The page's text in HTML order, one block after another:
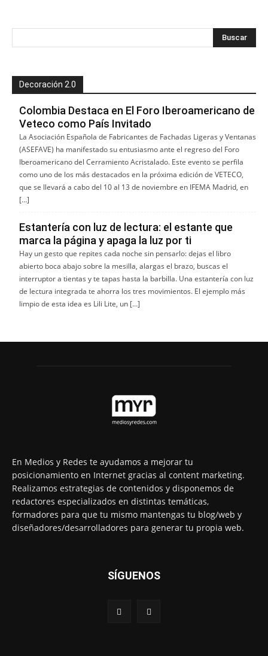
Decoración 2.0
Colombia Destaca en El Foro Iberoamericano de
Veteco como País Invitado
La Asociación Española de Fabricantes de Fachadas Ligeras y Ventanas
(ASEFAVE) ha manifestado su entusiasmo ante el regreso del Foro
Iberoamericano del Cerramiento Acristalado. Este evento se perfila
como uno de los más destacados en la próxima edición de VETECO,
que se llevará a cabo del 10 al 13 de noviembre en IFEMA Madrid, en
[…]
Estantería con luz de lectura: el estante que
marca la página y apaga la luz por ti
Hay un gesto que repites cada noche sin pensarlo: dejas el libro
abierto boca abajo sobre la mesilla, alargas el brazo, buscas el
interruptor a tientas y te tapas hasta la barbilla. Una estantería con luz
de lectura integrada te ahorra los tres movimientos. El ejemplo más
limpio de esta idea es Lili Lite, un […]
En Medios y Redes te ayudamos a mejorar tu
posicionamiento en Internet gracias al content marketing.
Realizamos estrategias de contenidos y disponemos de
redactores especializados en distintas temáticas,
formadores para que tu mismo mantengas tu blog/web y
diseñadores/desarrolladores para generar tu propia web.
SÍGUENOS